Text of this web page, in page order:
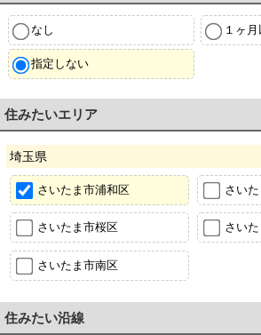
なし １ヶ
指定しない
住みたいエリア
埼玉県
さいたま市浦和区 さい
さいたま市桜区 さい
さいたま市南区
住みたい沿線